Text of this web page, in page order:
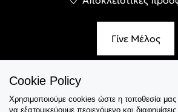
Γίνε Μέλος
Εξυπηρέτηση
Cookie Policy
Χρησιμοποιούμε cookies ώστε η τοποθεσία μας
να εξατομικεύουμε περιεχόμενο και